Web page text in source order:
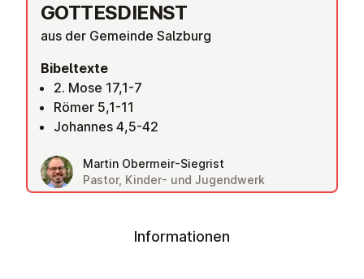
GOT­TES­DIENST
aus der Gemeinde Salzburg
Bibeltexte
2. Mose 17,1-7
Römer 5,1-11
Johannes 4,5-42
Martin Obermeir-Siegrist
Pastor, Kinder- und Jugendwerk
Informationen